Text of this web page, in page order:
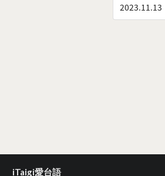
2023.11.13
iTaigi愛台語